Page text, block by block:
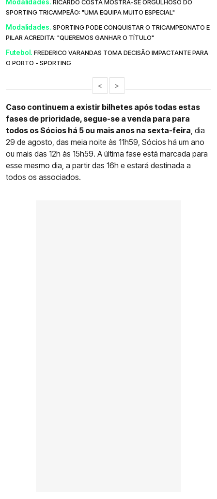
Modalidades. RICARDO COSTA MOSTRA-SE ORGULHOSO DO
SPORTING TRICAMPEÃO: "UMA EQUIPA MUITO ESPECIAL"
Modalidades. SPORTING PODE CONQUISTAR O TRICAMPEONATO E
PILAR ACREDITA: "QUEREMOS GANHAR O TÍTULO"
Futebol. FREDERICO VARANDAS TOMA DECISÃO IMPACTANTE PARA
O PORTO - SPORTING
< >
Caso continuem a existir bilhetes após todas estas
fases de prioridade, segue-se a venda para para
todos os Sócios há 5 ou mais anos na sexta-feira, dia
29 de agosto, das meia noite às 11h59, Sócios há um ano
ou mais das 12h às 15h59. A última fase está marcada para
esse mesmo dia, a partir das 16h e estará destinada a
todos os associados.